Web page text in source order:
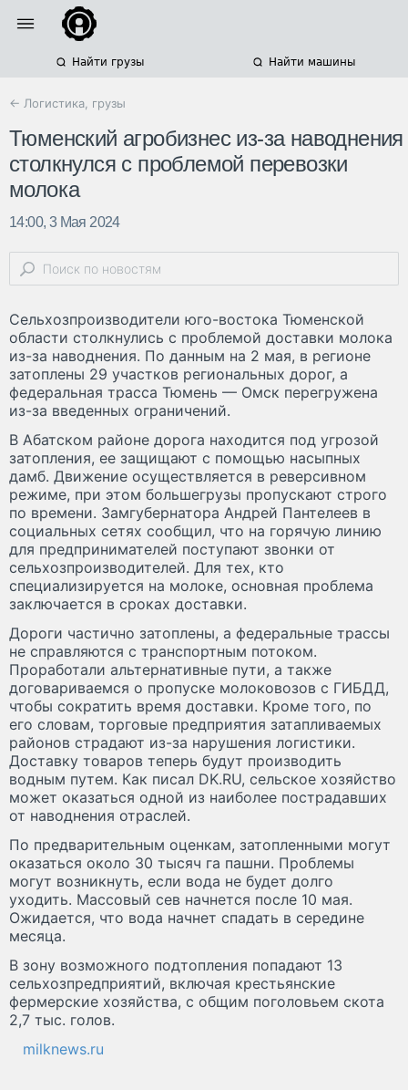
Найти грузы Найти машины
← Логистика, грузы
Тюменский агробизнес из-за наводнения
столкнулся с проблемой перевозки
молока
14:00, 3 Мая 2024
Сельхозпроизводители юго-востока Тюменской
области столкнулись с проблемой доставки молока
из-за наводнения. По данным на 2 мая, в регионе
затоплены 29 участков региональных дорог, а
федеральная трасса Тюмень — Омск перегружена
из-за введенных ограничений.
В Абатском районе дорога находится под угрозой
затопления, ее защищают с помощью насыпных
дамб. Движение осуществляется в реверсивном
режиме, при этом большегрузы пропускают строго
по времени. Замгубернатора Андрей Пантелеев в
социальных сетях сообщил, что на горячую линию
для предпринимателей поступают звонки от
сельхозпроизводителей. Для тех, кто
специализируется на молоке, основная проблема
заключается в сроках доставки.
Дороги частично затоплены, а федеральные трассы
не справляются с транспортным потоком.
Проработали альтернативные пути, а также
договариваемся о пропуске молоковозов с ГИБДД,
чтобы сократить время доставки. Кроме того, по
его словам, торговые предприятия затапливаемых
районов страдают из-за нарушения логистики.
Доставку товаров теперь будут производить
водным путем. Как писал DK.RU, сельское хозяйство
может оказаться одной из наиболее пострадавших
от наводнения отраслей.
По предварительным оценкам, затопленными могут
оказаться около 30 тысяч га пашни. Проблемы
могут возникнуть, если вода не будет долго
уходить. Массовый сев начнется после 10 мая.
Ожидается, что вода начнет спадать в середине
месяца.
В зону возможного подтопления попадают 13
сельхозпредприятий, включая крестьянские
фермерские хозяйства, с общим поголовьем скота
2,7 тыс. голов.
milknews.ru